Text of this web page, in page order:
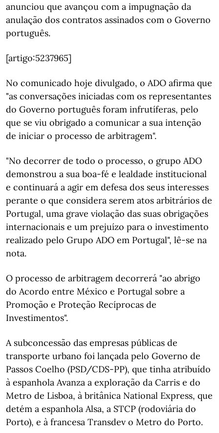
anunciou que avançou com a impugnação da
anulação dos contratos assinados com o Governo
português.
[artigo:5237965]
No comunicado hoje divulgado, o ADO afirma que
"as conversações iniciadas com os representantes
do Governo português foram infrutíferas, pelo
que se viu obrigado a comunicar a sua intenção
de iniciar o processo de arbitragem".
"No decorrer de todo o processo, o grupo ADO
demonstrou a sua boa-fé e lealdade institucional
e continuará a agir em defesa dos seus interesses
perante o que considera serem atos arbitrários de
Portugal, uma grave violação das suas obrigações
internacionais e um prejuízo para o investimento
realizado pelo Grupo ADO em Portugal", lê-se na
nota.
O processo de arbitragem decorrerá "ao abrigo
do Acordo entre México e Portugal sobre a
Promoção e Proteção Recíprocas de
Investimentos".
A subconcessão das empresas públicas de
transporte urbano foi lançada pelo Governo de
Passos Coelho (PSD/CDS-PP), que tinha atribuído
à espanhola Avanza a exploração da Carris e do
Metro de Lisboa, à britânica National Express, que
detém a espanhola Alsa, a STCP (rodoviária do
Porto), e à francesa Transdev o Metro do Porto.